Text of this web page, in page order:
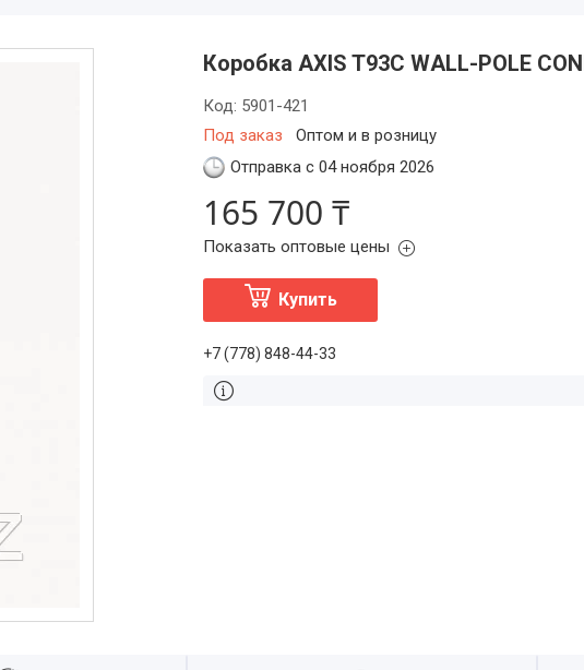
Коробка AXIS T93C WALL-POLE
Под заказ Оптом и в розницу
Код: 5901-421
Отправка с 04 ноября 2026
165 700 ₸
Показать оптовые цены
Купить
+7 (778) 848-44-33